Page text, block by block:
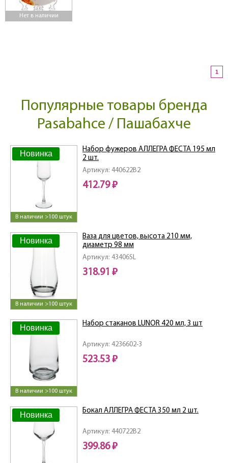
Нет в наличии
1
Популярные товары бренда
Pasabahce / Пашабахче
Новинка
В наличии >100 штук
Артикул: 440622B2
Набор фужеров АЛЛЕГРА ФЕСТА 195 мл
2 шт.
412.79 ₽
Новинка
В наличии >100 штук
Артикул: 43406SL
Ваза для цветов, высота 210 мм,
диаметр 98 мм
318.91 ₽
Новинка
В наличии >100 штук
Артикул: 4236602-3
Набор стаканов LUNOR 420 мл, 3 шт
523.53 ₽
Новинка
Артикул: 440722B2
Бокал АЛЛЕГРА ФЕСТА 350 мл 2 шт.
399.86 ₽